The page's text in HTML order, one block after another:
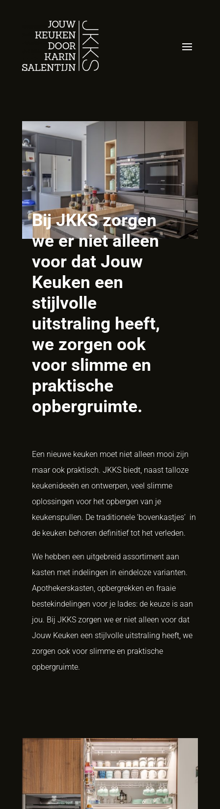
Bij JKKS zorgen
we er niet alleen
voor dat Jouw
Keuken een
stijlvolle
uitstraling heeft,
we zorgen ook
voor slimme en
praktische
opbergruimte.
Een nieuwe keuken moet niet alleen mooi zijn
maar ook praktisch. JKKS biedt, naast talloze
keukenideeën en ontwerpen, veel slimme
oplossingen voor het opbergen van je
keukenspullen. De traditionele ‘bovenkastjes’ in
de keuken behoren definitief tot het verleden.
We hebben een uitgebreid assortiment aan
kasten met indelingen in eindeloze varianten.
Apothekerskasten, opbergrekken en fraaie
bestekindelingen voor je lades: de keuze is aan
jou. Bij JKKS zorgen we er niet alleen voor dat
Jouw Keuken een stijlvolle uitstraling heeft, we
zorgen ook voor slimme en praktische
opbergruimte.